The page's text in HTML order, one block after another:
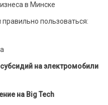
в Минске
пользоваться:
на электромобили
на Big Tech